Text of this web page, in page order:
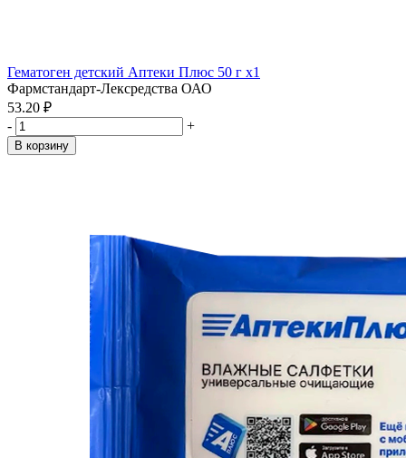
Гематоген детский Аптеки Плюс 50 г x1
Фармстандарт-Лексредства ОАО
53.20 ₽
-
+
В корзину